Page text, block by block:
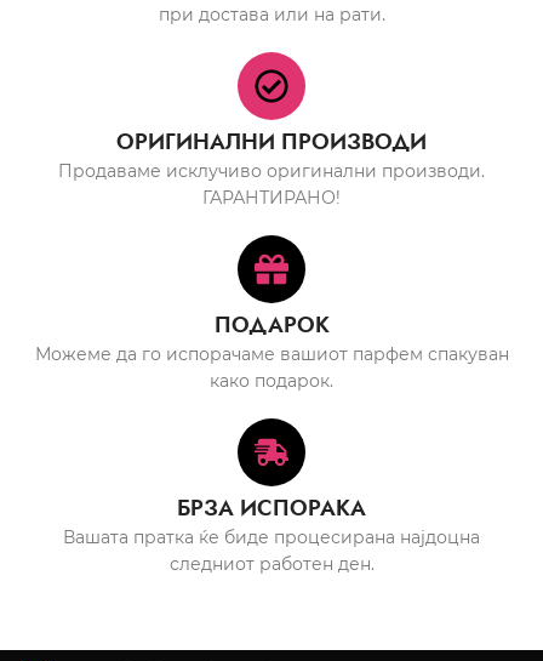
при достава или на рати.
ОРИГИНАЛНИ ПРОИЗВОДИ
Продаваме исклучиво оригинални производи.
ГАРАНТИРАНО!
ПОДАРОК
Можеме да го испорачаме вашиот парфем спакуван
како подарок.
БРЗА ИСПОРАКА
Вашата пратка ќе биде процесирана најдоцна
следниот работен ден.